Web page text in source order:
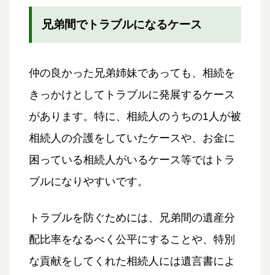
兄弟間でトラブルになるケース
仲の良かった兄弟姉妹であっても、相続を
きっかけとしてトラブルに発展するケース
があります。特に、相続人のうちの1人が被
相続人の介護をしていたケースや、お金に
困っている相続人がいるケース等ではトラ
ブルになりやすいです。
トラブルを防ぐためには、兄弟間の遺産分
配比率をなるべく公平にすることや、特別
な貢献をしてくれた相続人には遺言書によ